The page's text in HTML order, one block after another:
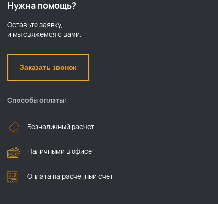
Нужна помощь?
Оставьте заявку,
и мы свяжемся с вами.
Заказать звонок
Способы оплаты:
Безналичный расчет
Наличными в офисе
Оплата на расчетный счет